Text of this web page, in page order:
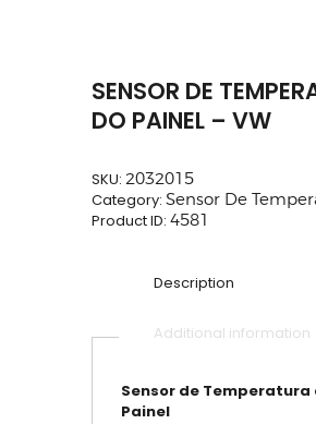
SENSOR DE
DO PAINEL – VW
SKU: 2032015
Category: Sensor De
Product ID: 4581
Description
Additional information
Sensor de Temperatura
Painel